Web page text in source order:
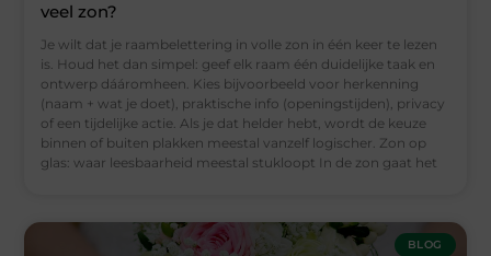
veel zon?
Je wilt dat je raambelettering in volle zon in één keer te lezen
is. Houd het dan simpel: geef elk raam één duidelijke taak en
ontwerp dááromheen. Kies bijvoorbeeld voor herkenning
(naam + wat je doet), praktische info (openingstijden), privacy
of een tijdelijke actie. Als je dat helder hebt, wordt de keuze
binnen of buiten plakken meestal vanzelf logischer. Zon op
glas: waar leesbaarheid meestal stukloopt In de zon gaat het
BLOG